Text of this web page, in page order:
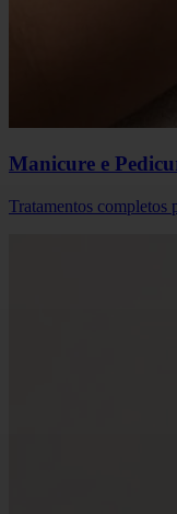
Manicure e
Tratamentos completos